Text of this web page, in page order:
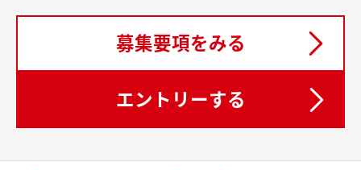
募集要項をみる
エントリーする